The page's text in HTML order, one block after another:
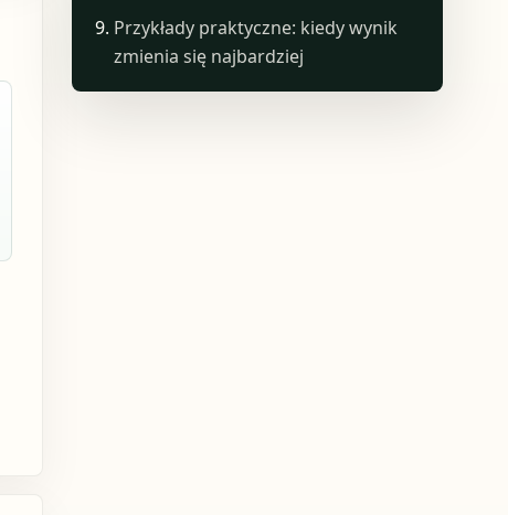
Przykłady praktyczne: kiedy wynik
zmienia się najbardziej